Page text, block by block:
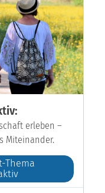
erleben –
Miteinander.
Thema